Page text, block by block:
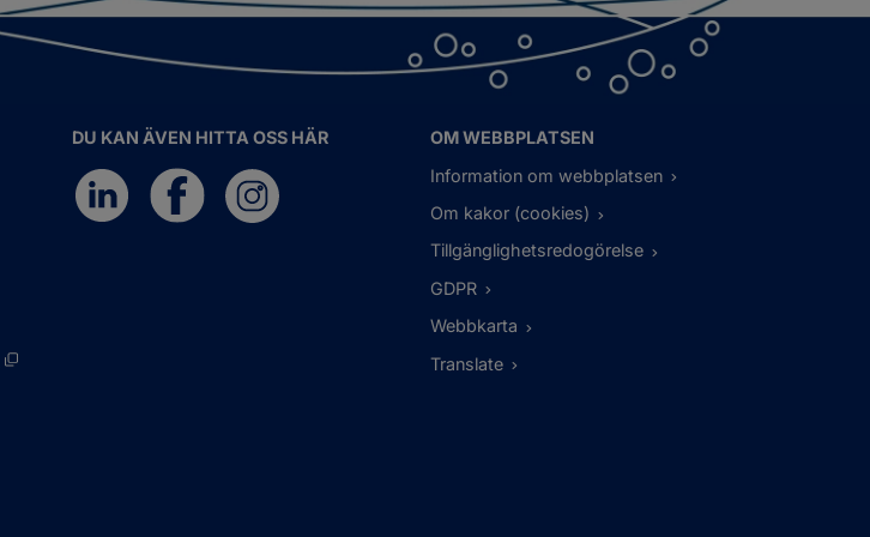
Öppnas i nytt fönster.
DU KAN ÄVEN HITTA OSS HÄR
OM WEBBPLATSEN
Information om webbplatsen
Om kakor (cookies)
Tillgänglighetsredogörelse
GDPR
Webbkarta
Translate